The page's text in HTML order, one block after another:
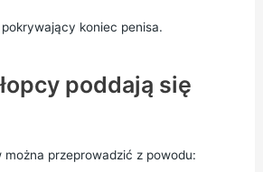
koniec penisa.
poddają się
można przeprowadzić z powodu: